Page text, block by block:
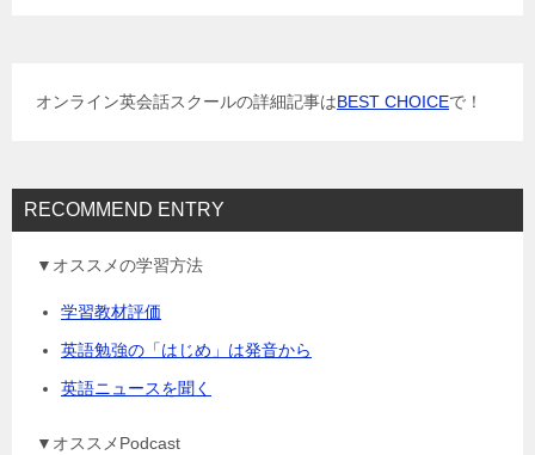
オンライン英会話スクールの詳細記事はBEST CHOICEで！
RECOMMEND ENTRY
▼オススメの学習方法
学習教材評価
英語勉強の「はじめ」は発音から
英語ニュースを聞く
▼オススメPodcast